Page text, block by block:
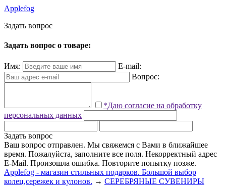
Applefog
Задать вопрос
Задать вопрос о товаре:
Имя:
E-mail:
Вопрос:
*Даю согласие на обработку
персональных данных
Задать вопрос
Ваш вопрос отправлен. Мы свяжемся с Вами в ближайшее
время. Пожалуйста, заполните все поля. Некорректный адрес
E-Mail. Произошла ошибка. Повторите попытку позже.
Applefog - магазин стильных подарков. Большой выбор
колец,сережек и кулонов. → СЕРЕБРЯНЫЕ СУВЕНИРЫ